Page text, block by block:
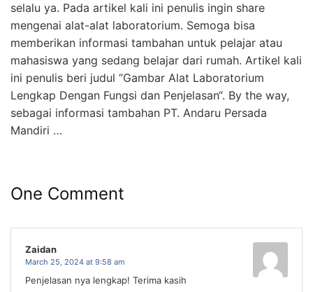
selalu ya. Pada artikel kali ini penulis ingin share
mengenai alat-alat laboratorium. Semoga bisa
memberikan informasi tambahan untuk pelajar atau
mahasiswa yang sedang belajar dari rumah. Artikel kali
ini penulis beri judul “Gambar Alat Laboratorium
Lengkap Dengan Fungsi dan Penjelasan“. By the way,
sebagai informasi tambahan PT. Andaru Persada
Mandiri …
One Comment
Zaidan
March 25, 2024 at 9:58 am
Penjelasan nya lengkap! Terima kasih